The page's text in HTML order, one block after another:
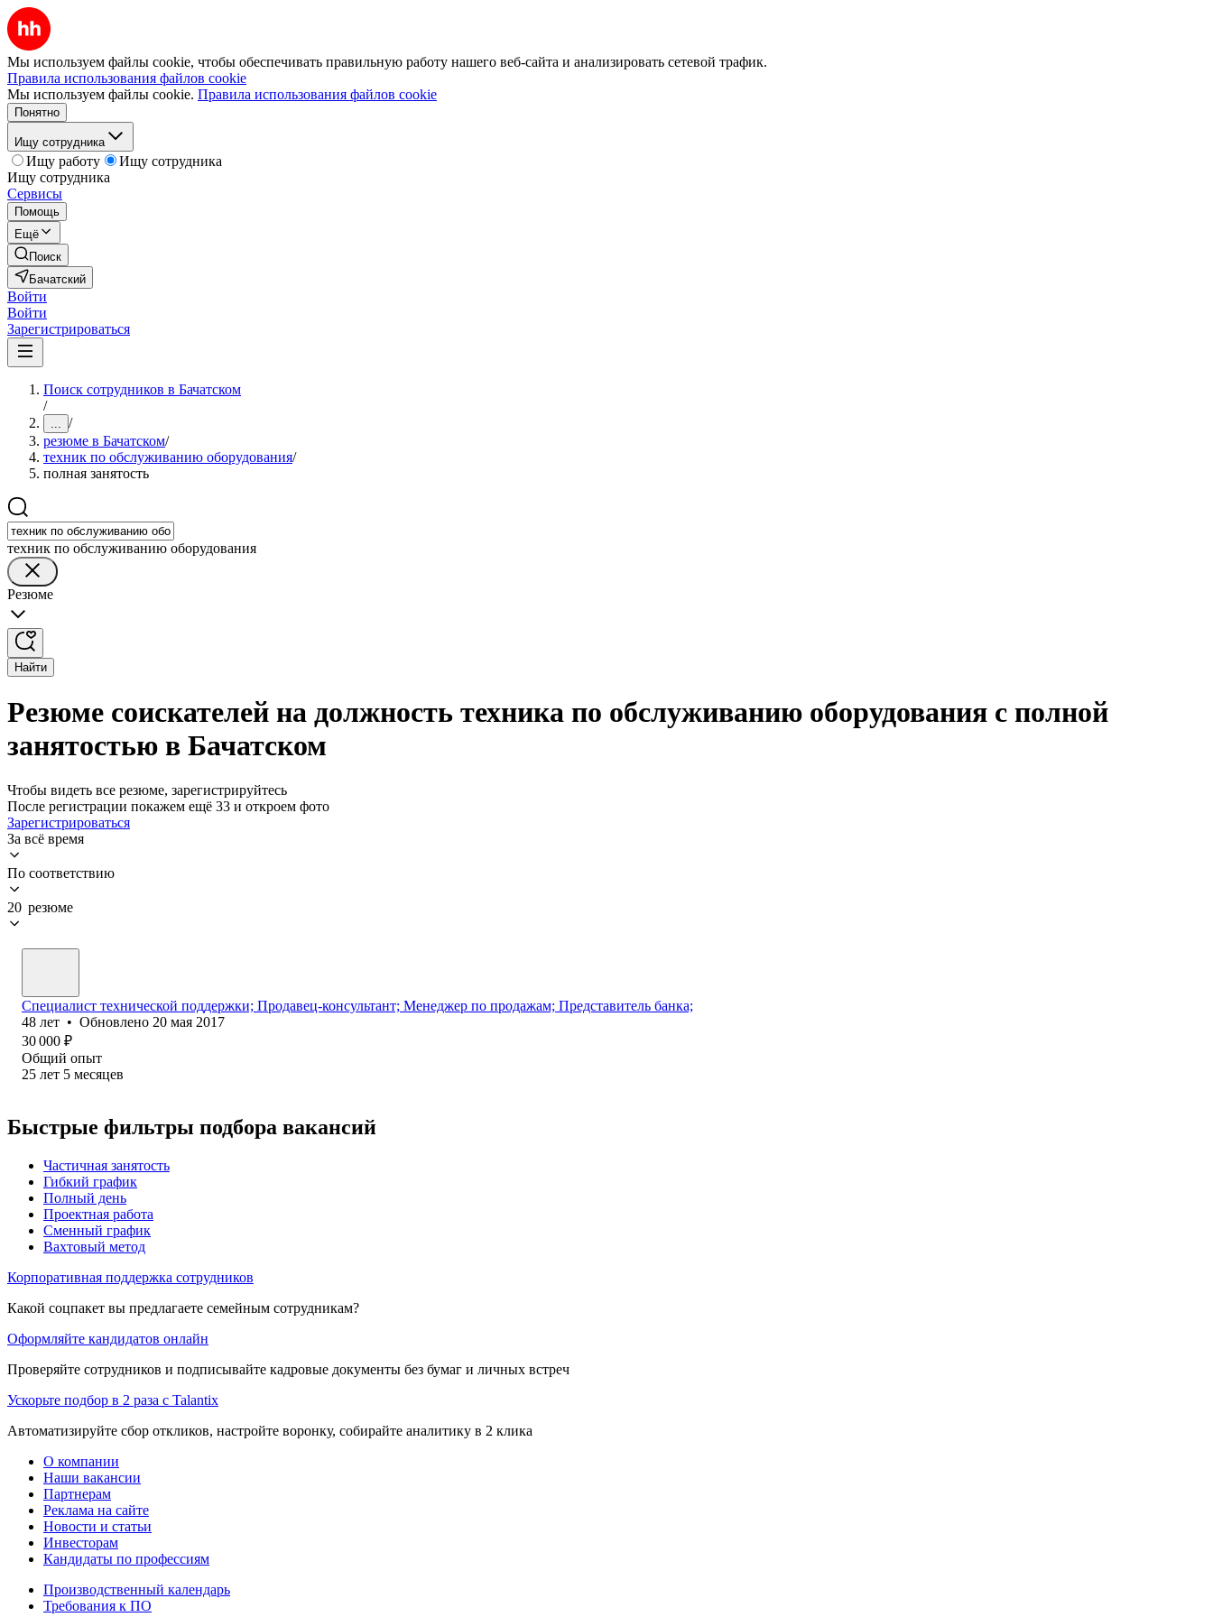
Мы используем файлы cookie, чтобы обеспечивать правильную работу нашего веб-сайта и анализировать сетевой трафик.
Правила использования файлов cookie
Мы используем файлы cookie. Правила использования файлов cookie
Понятно
Ищу сотрудника
Ищу работу
Ищу сотрудника
Ищу сотрудника
Сервисы
Помощь
Ещё
Поиск
Бачатский
Войти
Войти
Зарегистрироваться
Поиск сотрудников в Бачатском
/
... /
резюме в Бачатском/
техник по обслуживанию оборудования/
полная занятость
техник по обслуживанию оборудования
Резюме
Найти
Резюме соискателей на должность техника по обслуживанию оборудования с полной
занятостью в Бачатском
Чтобы видеть все резюме, зарегистрируйтесь
После регистрации покажем ещё 33 и откроем фото
Зарегистрироваться
За всё время
По соответствию
20 резюме
Специалист технической поддержки; Продавец-консультант; Менеджер по продажам; Представитель банка;
48 лет • Обновлено 20 мая 2017
30 000 ₽
Общий опыт
25 лет 5 месяцев
Быстрые фильтры подбора вакансий
Частичная занятость
Гибкий график
Полный день
Проектная работа
Сменный график
Вахтовый метод
Корпоративная поддержка сотрудников
Какой соцпакет вы предлагаете семейным сотрудникам?
Оформляйте кандидатов онлайн
Проверяйте сотрудников и подписывайте кадровые документы без бумаг и личных встреч
Ускорьте подбор в 2 раза с Talantix
Автоматизируйте сбор откликов, настройте воронку, собирайте аналитику в 2 клика
О компании
Наши вакансии
Партнерам
Реклама на сайте
Новости и статьи
Инвесторам
Кандидаты по профессиям
Производственный календарь
Требования к ПО